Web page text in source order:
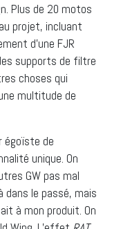
Plus de 20 motos
projet, incluant
d’une FJR
supports de filtre
choses qui
multitude de
égoïste de
unique. On
GW pas mal
dans le passé, mais
à mon produit. On